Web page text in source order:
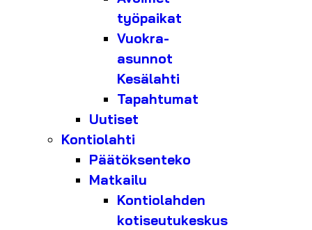
työpaikat
Vuokra-
asunnot
Kesälahti
Tapahtumat
Uutiset
Kontiolahti
Päätöksenteko
Matkailu
Kontiolahden
kotiseutukeskus